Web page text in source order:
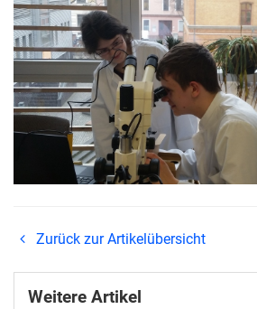
Zurück zur Artikelübersicht
Weitere Artikel